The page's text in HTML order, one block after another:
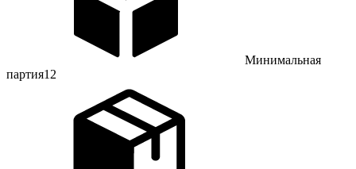
Минимальная
партия12